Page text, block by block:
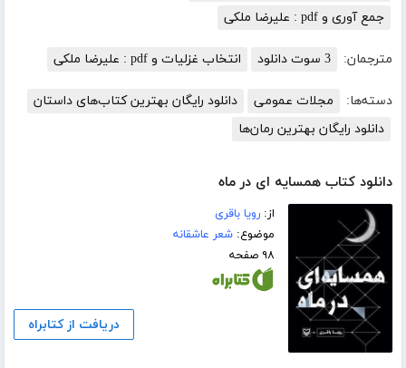
جمع آوری و pdf : علیرضا ملکی
مترجمان: 3 سوت دانلود انتخاب غزلیات و pdf : علیرضا ملکی
دسته‌ها: مجلات عمومی
دانلود رایگان بهترین کتاب‌های داستان
دانلود رایگان بهترین رمان‌ها
دانلود کتاب همسایه ای در ماه
از:رویا باقری
موضوع:شعر عاشقانه
۹۸ صفحه
دریافت از کتابراه